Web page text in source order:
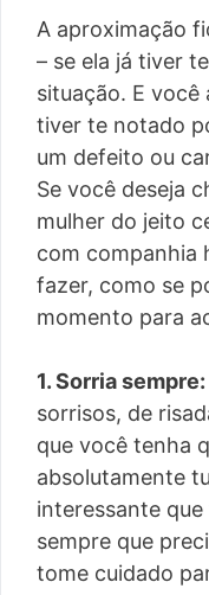
A aproximação
– se ela já tiver
situação. E você
tiver te notado
um defeito ou
Se você deseja
mulher do jeito
com companhia
fazer, como se
momento para
1. Sorria sempre:
sorrisos, de
que você tenha
absolutamente
interessante que
sempre que
tome cuidado